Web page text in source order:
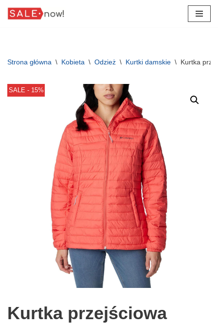
Strona główna \ Kobieta \ Odzież \ Kurtki damskie \ Kurtka
SALE - 15%
Kurtka przejściowa